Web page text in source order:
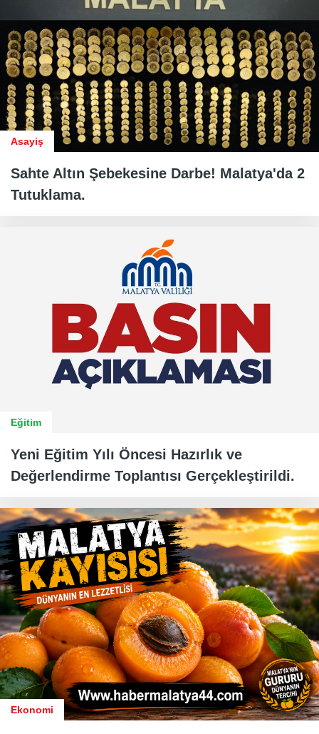
Asayiş
Sahte Altın Şebekesine Darbe! Malatya'da 2
Tutuklama.
Eğitim
Yeni Eğitim Yılı Öncesi Hazırlık ve
Değerlendirme Toplantısı Gerçekleştirildi.
Ekonomi